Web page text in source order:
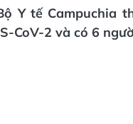
Y tế Campuchia
CoV-2 và có 6